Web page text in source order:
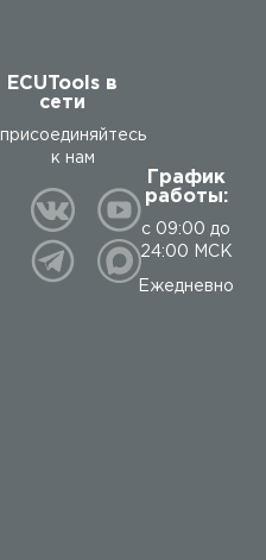
ECUTools в
сети
присоединяйтесь
к нам
График
работы:
с 09:00 до
24:00 МСК
Ежедневно